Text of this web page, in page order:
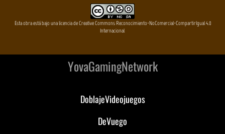
Esta obra está bajo una licencia de Creative Commons Reconocimiento-NoComercial-CompartirIgual 4.0
Internacional
YovaGamingNetwork
DoblajeVideojuegos
DeVuego